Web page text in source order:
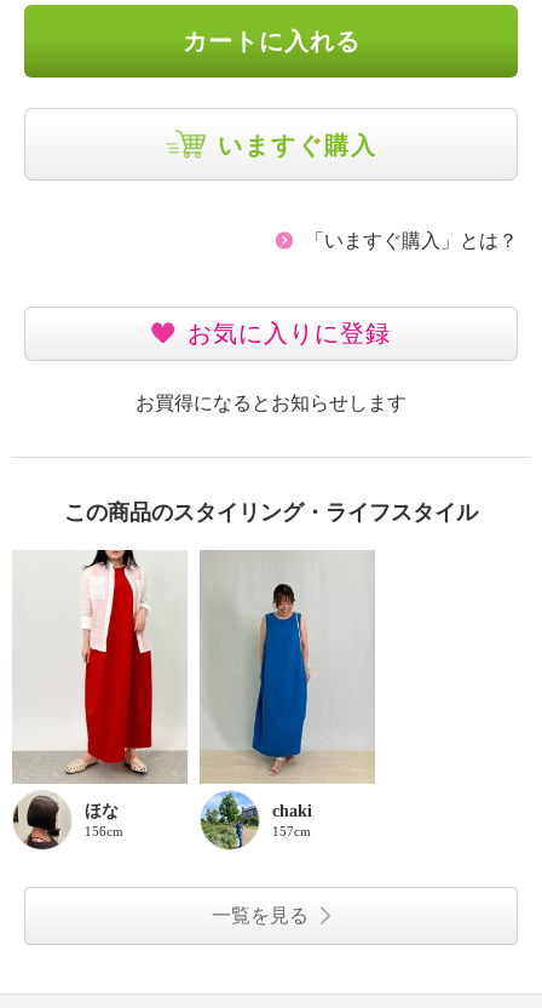
カートに入れる
いますぐ購入
「いますぐ購入」とは？
お気に入りに登録
お買得になるとお知らせします
この商品のスタイリング・ライフスタイル
ほな
156cm
chaki
157cm
一覧を見る